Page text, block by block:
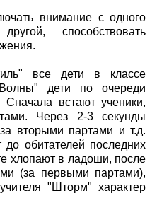
внимание с одного
способствовать
все дети в классе
дети по очереди
встают ученики,
Через 2-3 секунды
вторыми партами и т.д.
до обитателей последних
хлопают в ладоши, после
(за первыми партами),
"Шторм" характер